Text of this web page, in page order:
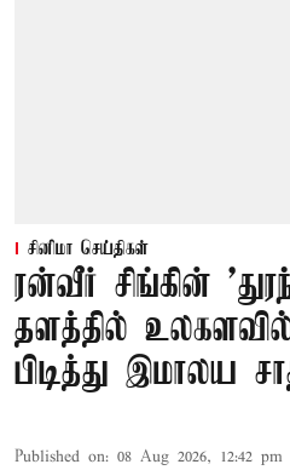
சினிமா செய்திகள்
ரன்வீர் சிங்கின்
தளத்தில்
பிடித்து இமாலய
Published on: 08 Aug 2026, 12:42 pm